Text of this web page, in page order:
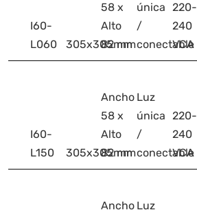
I60-
L060
305x305mm
58 x
Alto
82 mm
única
/
conectable
220-
240
VCA
I60-
L150
305x305mm
Ancho
58 x
Alto
82 mm
Luz
única
/
conectable
220-
240
VCA
Ancho Luz